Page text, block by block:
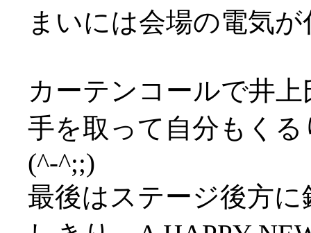
まいには会場の電気
カーテンコールで井
手を取って自分もく
(^-^;;)
最後はステージ後方